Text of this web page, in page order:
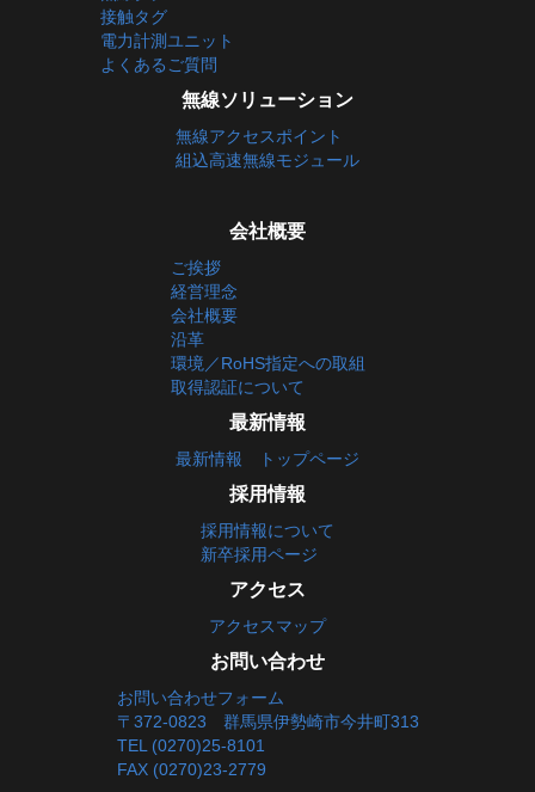
接触タグ
電力計測ユニット
よくあるご質問
無線ソリューション
無線アクセスポイント
組込高速無線モジュール
会社概要
ご挨拶
経営理念
会社概要
沿革
環境／RoHS指定への取組
取得認証について
最新情報
最新情報 トップページ
採用情報
採用情報について
新卒採用ページ
アクセス
アクセスマップ
お問い合わせ
お問い合わせフォーム
〒372-0823 群馬県伊勢崎市今井町313
TEL (0270)25-8101
FAX (0270)23-2779